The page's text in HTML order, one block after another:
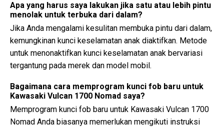
Apa yang harus saya lakukan jika satu atau lebih pintu
menolak untuk terbuka dari dalam?
Jika Anda mengalami kesulitan membuka pintu dari dalam,
kemungkinan kunci keselamatan anak diaktifkan. Metode
untuk menonaktifkan kunci keselamatan anak bervariasi
tergantung pada merek dan model mobil.
Bagaimana cara memprogram kunci fob baru untuk
Kawasaki Vulcan 1700 Nomad saya?
Memprogram kunci fob baru untuk Kawasaki Vulcan 1700
Nomad Anda biasanya memerlukan mengikuti instruksi